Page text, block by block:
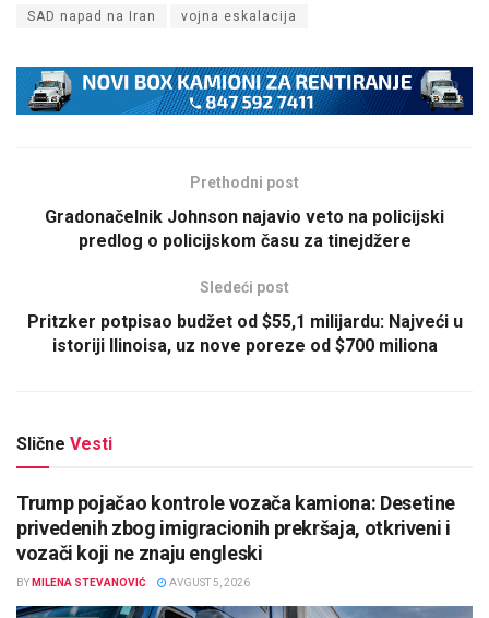
SAD napad na Iran vojna eskalacija
Prethodni post
Gradonačelnik Johnson najavio veto na policijski
predlog o policijskom času za tinejdžere
Sledeći post
Pritzker potpisao budžet od $55,1 milijardu: Najveći u
istoriji Ilinoisa, uz nove poreze od $700 miliona
Slične Vesti
Trump pojačao kontrole vozača kamiona: Desetine
privedenih zbog imigracionih prekršaja, otkriveni i
vozači koji ne znaju engleski
BY MILENA STEVANOVIĆ AVGUST 5, 2026